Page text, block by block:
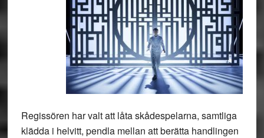
Regissören har valt att låta skådespelarna, samtliga
klädda i helvitt, pendla mellan att berätta handlingen